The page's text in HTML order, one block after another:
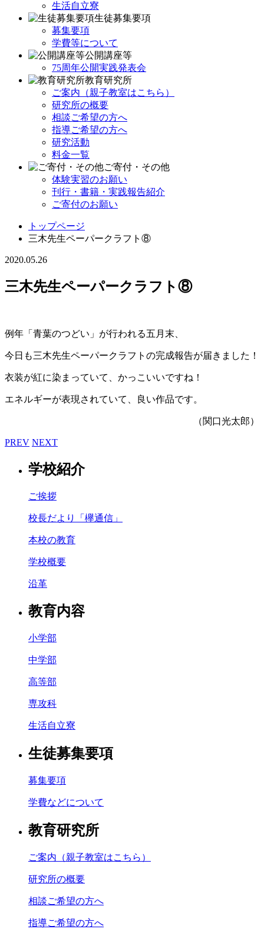
生活自立寮
生徒募集要項
募集要項
学費等について
公開講座等
75周年公開実践発表会
教育研究所
ご案内（親子教室はこちら）
研究所の概要
相談ご希望の方へ
指導ご希望の方へ
研究活動
料金一覧
ご寄付・その他
体験実習のお願い
刊行・書籍・実践報告紹介
ご寄付のお願い
トップページ
三木先生ペーパークラフト⑧
2020.05.26
三木先生ペーパークラフト⑧
例年「青葉のつどい」が行われる五月末、
今日も三木先生ペーパークラフトの完成報告が届きました！
衣装が紅に染まっていて、かっこいいですね！
エネルギーが表現されていて、良い作品です。
（関口光太郎）
PREV NEXT
学校紹介
ご挨拶
校長だより「欅通信」
本校の教育
学校概要
沿革
教育内容
小学部
中学部
高等部
専攻科
生活自立寮
生徒募集要項
募集要項
学費などについて
教育研究所
ご案内（親子教室はこちら）
研究所の概要
相談ご希望の方へ
指導ご希望の方へ